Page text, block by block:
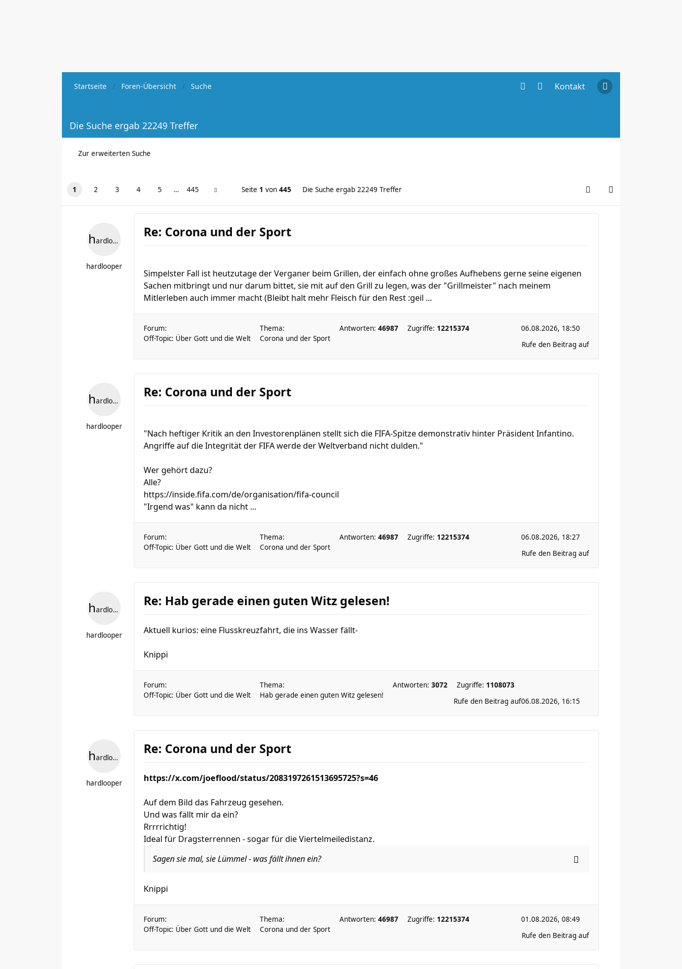
Kontakt
Startseite Foren-Übersicht Suche
Die Suche ergab 22249 Treffer
Zur erweiterten Suche
1 2 3 4 5 … 445 Seite 1 von 445 Die Suche ergab 22249 Treffer
hardlooper
hardlooper
Re: Corona und der Sport
Simpelster Fall ist heutzutage der Verganer beim Grillen, der einfach ohne großes Aufhebens gerne seine eigenen
Sachen mitbringt und nur darum bittet, sie mit auf den Grill zu legen, was der "Grillmeister" nach meinem
Mitlerleben auch immer macht (Bleibt halt mehr Fleisch für den Rest :geil ...
Forum:
Off-Topic: Über Gott und die Welt
Thema:
Corona und der Sport
Antworten: 46987 Zugriffe: 12215374
06.08.2026, 18:50
Rufe den Beitrag auf
hardlooper
hardlooper
Re: Corona und der Sport
"Nach heftiger Kritik an den Investorenplänen stellt sich die FIFA-Spitze demonstrativ hinter Präsident Infantino.
Angriffe auf die Integrität der FIFA werde der Weltverband nicht dulden."
Wer gehört dazu?
Alle?
https://inside.fifa.com/de/organisation/fifa-council
"Irgend was" kann da nicht ...
Forum:
Off-Topic: Über Gott und die Welt
Thema:
Corona und der Sport
Antworten: 46987 Zugriffe: 12215374
06.08.2026, 18:27
Rufe den Beitrag auf
hardlooper
hardlooper
Re: Hab gerade einen guten Witz gelesen!
Aktuell kurios: eine Flusskreuzfahrt, die ins Wasser fällt-
Knippi
Forum:
Off-Topic: Über Gott und die Welt
Thema:
Hab gerade einen guten Witz gelesen!
Antworten: 3072 Zugriffe: 1108073
06.08.2026, 16:15
Rufe den Beitrag auf
hardlooper
hardlooper
Re: Corona und der Sport
https://x.com/joeflood/status/2083197261513695725?s=46
Auf dem Bild das Fahrzeug gesehen.
Und was fällt mir da ein?
Rrrrrichtig!
Ideal für Dragsterrennen - sogar für die Viertelmeiledistanz.
Sagen sie mal, sie Lümmel - was fällt ihnen ein?
Knippi
Forum:
Off-Topic: Über Gott und die Welt
Thema:
Corona und der Sport
Antworten: 46987 Zugriffe: 12215374
01.08.2026, 08:49
Rufe den Beitrag auf